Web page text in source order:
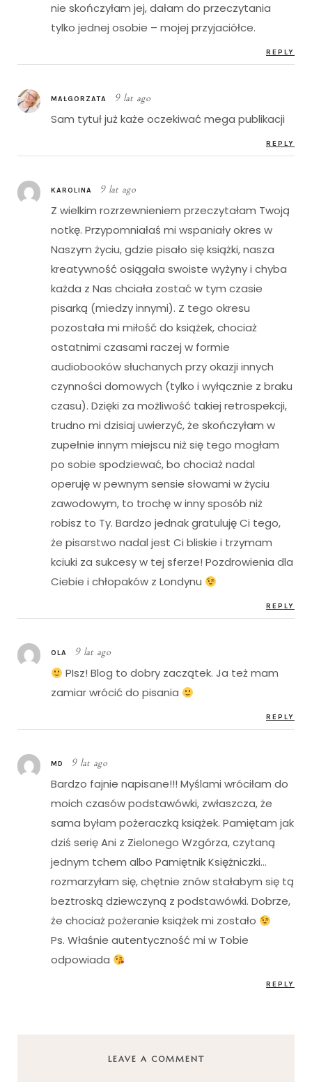
nie skończyłam jej, dałam do przeczytania
tylko jednej osobie – mojej przyjaciółce.
REPLY
MAŁGORZATA 9 lat ago
Sam tytuł już każe oczekiwać mega publikacji
REPLY
KAROLINA 9 lat ago
Z wielkim rozrzewnieniem przeczytałam Twoją
notkę. Przypomniałaś mi wspaniały okres w
Naszym życiu, gdzie pisało się książki, nasza
kreatywność osiągała swoiste wyżyny i chyba
każda z Nas chciała zostać w tym czasie
pisarką (miedzy innymi). Z tego okresu
pozostała mi miłość do książek, chociaż
ostatnimi czasami raczej w formie
audiobooków słuchanych przy okazji innych
czynności domowych (tylko i wyłącznie z braku
czasu). Dzięki za możliwość takiej retrospekcji,
trudno mi dzisiaj uwierzyć, że skończyłam w
zupełnie innym miejscu niż się tego mogłam
po sobie spodziewać, bo chociaż nadal
operuję w pewnym sensie słowami w życiu
zawodowym, to trochę w inny sposób niż
robisz to Ty. Bardzo jednak gratuluję Ci tego,
że pisarstwo nadal jest Ci bliskie i trzymam
kciuki za sukcesy w tej sferze! Pozdrowienia dla
Ciebie i chłopaków z Londynu
REPLY
OLA 9 lat ago
PIsz! Blog to dobry zaczątek. Ja też mam
zamiar wrócić do pisania
REPLY
MD 9 lat ago
Bardzo fajnie napisane!!! Myślami wróciłam do
moich czasów podstawówki, zwłaszcza, że
sama byłam pożeraczką książek. Pamiętam jak
dziś serię Ani z Zielonego Wzgórza, czytaną
jednym tchem albo Pamiętnik Księżniczki…
rozmarzyłam się, chętnie znów stałabym się tą
beztroską dziewczyną z podstawówki. Dobrze,
że chociaż pożeranie książek mi zostało
Ps. Właśnie autentyczność mi w Tobie
odpowiada
REPLY
LEAVE A COMMENT